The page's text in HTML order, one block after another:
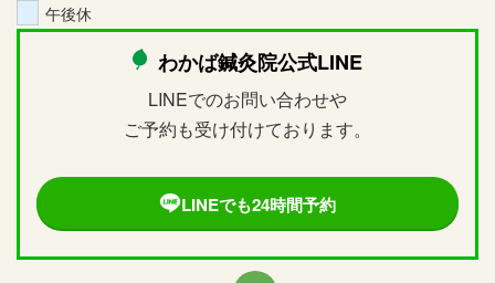
午後休
わかば鍼灸院公式LINE
LINEでのお問い合わせや
ご予約も受け付けております。
LINEでも24時間予約